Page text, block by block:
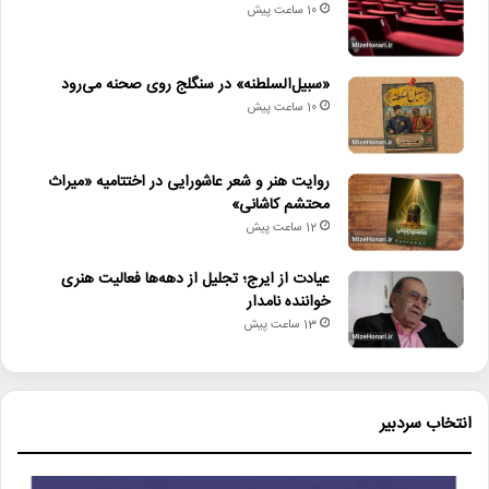
دیگر خبرها
• نگاه هفته
• جلال آل‌احمد به قاب تلویزیون می‌آید
• کدام فیلم‌ها در گیشه سینماها صدرنشین شدند؟
• «سبیل‌السلطنه» در سنگلج روی صحنه می‌رود
• روایت هنر و شعر عاشورایی در اختتامیه «میراث محتشم کاشانی»
• عیادت از ایرج؛ تجلیل از دهه‌ها فعالیت هنری خواننده نامدار
• پیام وزیر فرهنگ به مناسبت روز خبرنگار
10 ساعت پیش
«سبیل‌السلطنه» در سنگلج روی صحنه می‌رود
10 ساعت پیش
روایت هنر و شعر عاشورایی در اختتامیه «میراث
محتشم کاشانی»
12 ساعت پیش
عیادت از ایرج؛ تجلیل از دهه‌ها فعالیت هنری
خواننده نامدار
13 ساعت پیش
انتخاب سردبیر